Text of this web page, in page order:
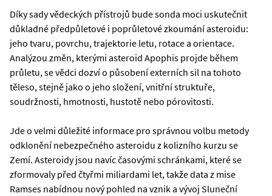
Díky sady vědeckých přístrojů bude sonda moci uskutečnit
důkladné předpůletové i poprůletové zkoumání asteroidu:
jeho tvaru, povrchu, trajektorie letu, rotace a orientace.
Analýzou změn, kterými asteroid Apophis projde během
průletu, se vědci dozví o působení externích sil na tohoto
těleso, stejně jako o jeho složení, vnitřní struktuře,
soudržnosti, hmotnosti, hustotě nebo pórovitosti.
Jde o velmi důležité informace pro správnou volbu metody
odklonění nebezpečného asteroidu z kolizního kurzu se
Zemí. Asteroidy jsou navíc časovými schránkami, které se
zformovaly před čtyřmi miliardami let, takže data z mise
Ramses nabídnou nový pohled na vznik a vývoj Sluneční